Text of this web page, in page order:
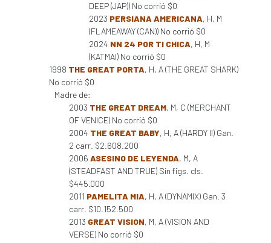
DEEP (JAP)) No corrió $0
2023 PERSIANA AMERICANA, H, M
(FLAMEAWAY (CAN)) No corrió $0
2024 NN 24 POR TI CHICA, H, M
(KATMAI) No corrió $0
1998 THE GREAT PORTA, H, A (THE GREAT SHARK)
No corrió $0
Madre de:
2003 THE GREAT DREAM, M, C (MERCHANT
OF VENICE) No corrió $0
2004 THE GREAT BABY, H, A (HARDY II) Gan.
2 carr. $2.608.200
2006 ASESINO DE LEYENDA, M, A
(STEADFAST AND TRUE) Sin figs. cls.
$445.000
2011 PAMELITA MIA, H, A (DYNAMIX) Gan. 3
carr. $10.152.500
2013 GREAT VISION, M, A (VISION AND
VERSE) No corrió $0